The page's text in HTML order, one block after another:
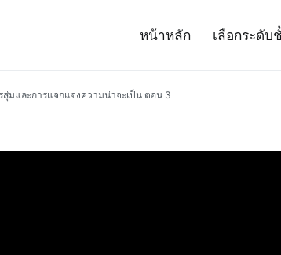
หน้าหลัก เลือกระดับ
สุ่มและการแจกแจงความน่าจะเป็น ตอน 3